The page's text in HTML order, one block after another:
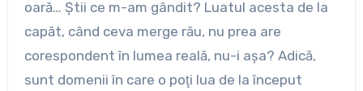
oară… Ştii ce m-am gândit? Luatul acesta de la
capăt, când ceva merge rău, nu prea are
corespondent în lumea reală, nu-i aşa? Adică,
sunt domenii în care o poţi lua de la început